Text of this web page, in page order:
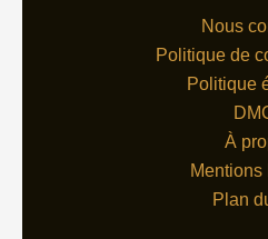
Nous
Politique de
Politique
À
Plan